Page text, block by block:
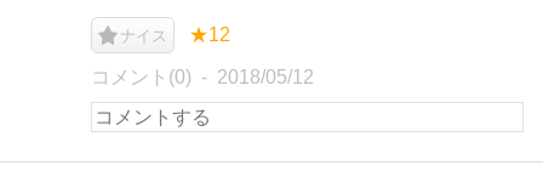
ナイス ★12
コメント(0) 2018/05/12